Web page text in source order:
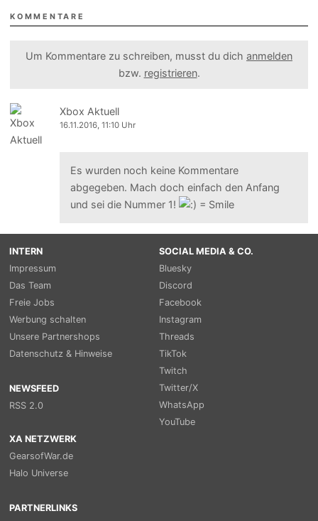
KOMMENTARE
Um Kommentare zu schreiben, musst du dich anmelden
bzw. registrieren.
Xbox Aktuell
16.11.2016, 11:10 Uhr
Es wurden noch keine Kommentare
abgegeben. Mach doch einfach den Anfang
und sei die Nummer 1!
INTERN
Impressum
Das Team
Freie Jobs
Werbung schalten
Unsere Partnershops
Datenschutz & Hinweise
NEWSFEED
RSS 2.0
SOCIAL MEDIA & CO.
Bluesky
Discord
Facebook
Instagram
Threads
TikTok
Twitch
Twitter/X
WhatsApp
YouTube
XA NETZWERK
GearsofWar.de
Halo Universe
PARTNERLINKS